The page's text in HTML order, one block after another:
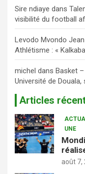
Sire ndiaye dans
visibilité du football
Levodo Mvondo
Athlétisme : «
michel dans Basket
Université de Douala,
Articles
UNE
août 7,